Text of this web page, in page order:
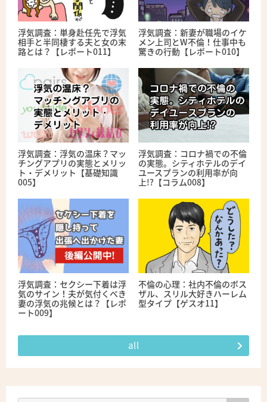
浮気調査：単身赴任先で浮気
相手と半同棲する夫と女の末
路とは？【レポート011】
浮気調査：新妻が職場のイケ
メン上司とW不倫！仕事中も
驚きの行動【レポート010】
浮気調査：浮気の温床？マッ
チングアプリの実態とメリッ
ト・デメリット【基礎知識
005】
浮気調査：コロナ禍での不倫
の実態。シティホテルのデイ
ユースプランの利用率が向
上!?【コラム008】
浮気調査：セクシー下着は浮
気のサイン！夫が気付くべき
妻の浮気の兆候とは？【レポ
ート009】
不倫の心理：社内不倫のボス
ザル、スリル大好きハーレム
型タイプ【ゲスオ11】
all